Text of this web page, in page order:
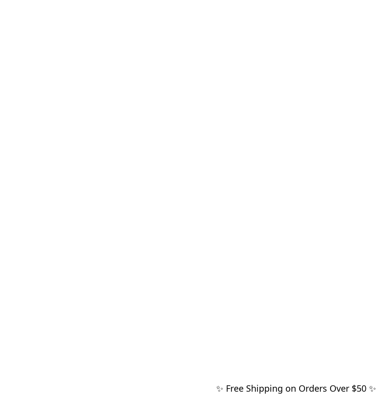
✨ Free Shipping on Orders Over $50 ✨